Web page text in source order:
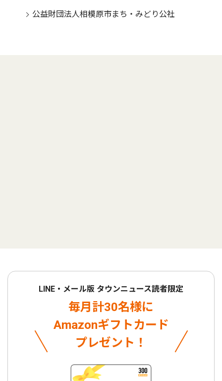
公益財団法人相模原市まち・みどり公社
LINE・メール版 タウンニュース読者限定
毎月計30名様に
Amazonギフトカード
プレゼント！